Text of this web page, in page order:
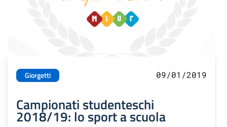
Giorgetti 09/01/2019
Campionati studenteschi
2018/19: lo sport a scuola